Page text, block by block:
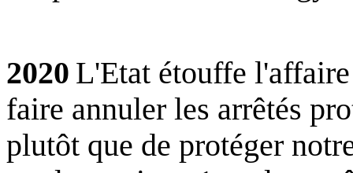
2020 L'Etat étouffe
faire annuler les arrêtés
plutôt que de protéger